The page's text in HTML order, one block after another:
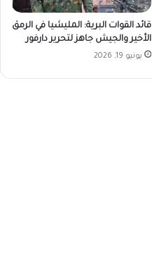
قائد القوات البرية: المليشيا في الرمق
الأخير والجيش جاهز لتحرير دارفور
يونيو 19, 2026